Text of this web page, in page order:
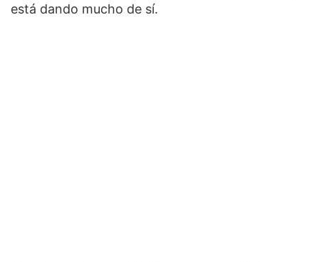
está dando mucho de sí.